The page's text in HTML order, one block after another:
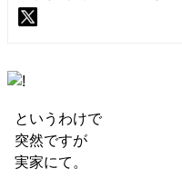
というわけで
突然ですが
実家にて。